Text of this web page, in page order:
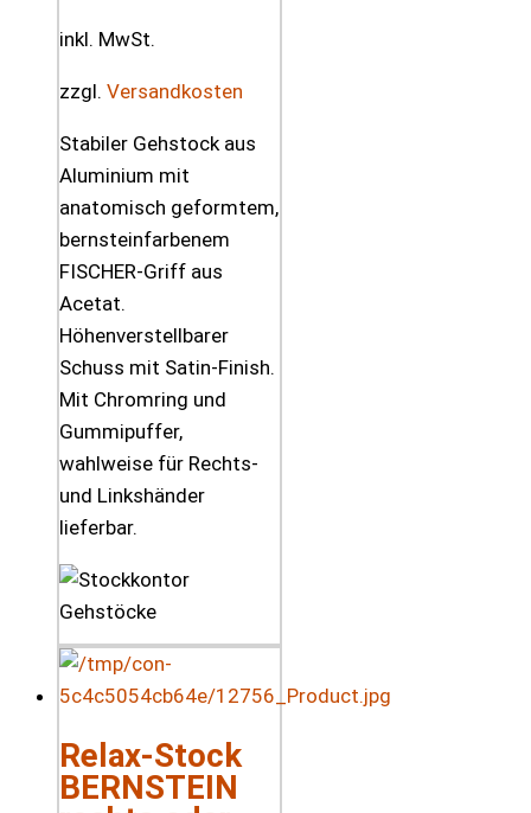
inkl. MwSt.
zzgl. Versandkosten
Stabiler Gehstock aus
Aluminium mit
anatomisch geformtem,
bernsteinfarbenem
FISCHER-Griff aus
Acetat.
Höhenverstellbarer
Schuss mit Satin-Finish.
Mit Chromring und
Gummipuffer,
wahlweise für Rechts-
und Linkshänder
lieferbar.
Relax-Stock
BERNSTEIN